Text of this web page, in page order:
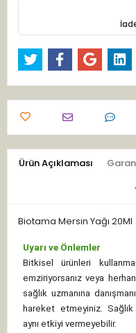
Ürün Açıklaması
Biotama Mersin Yağı 20Ml
Uyarı ve Önlemler
Bitkisel ürünleri
emziriyorsanız veya
sağlık uzmanına
hareket etmeyiniz.
aynı etkiyi vermeyebilir.